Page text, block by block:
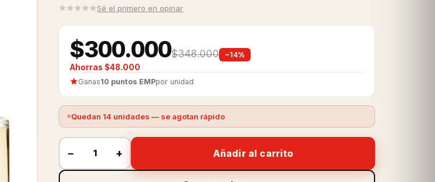
Sé el primero en opinar
$300.000$348.000 −14%
Ahorras $48.000
Ganas10 puntos EMPpor unidad
Quedan 14 unidades — se agotan rápido
− + Añadir al carrito